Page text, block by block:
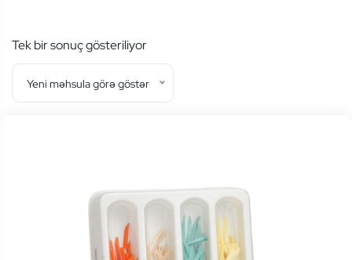
Tek bir sonuç gösteriliyor
Yeni məhsula görə göstər